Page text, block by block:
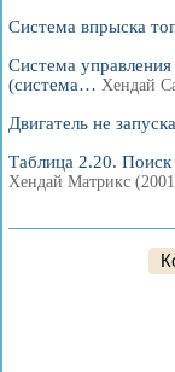
Система впрыска
Система
(система… Хендай
Двигатель не
Таблица 2.20. Поиск
Хендай Матрикс